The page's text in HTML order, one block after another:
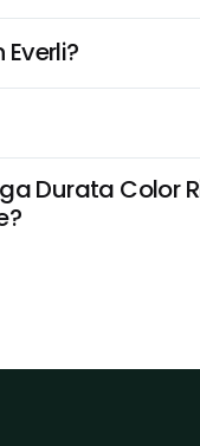
Durata Color